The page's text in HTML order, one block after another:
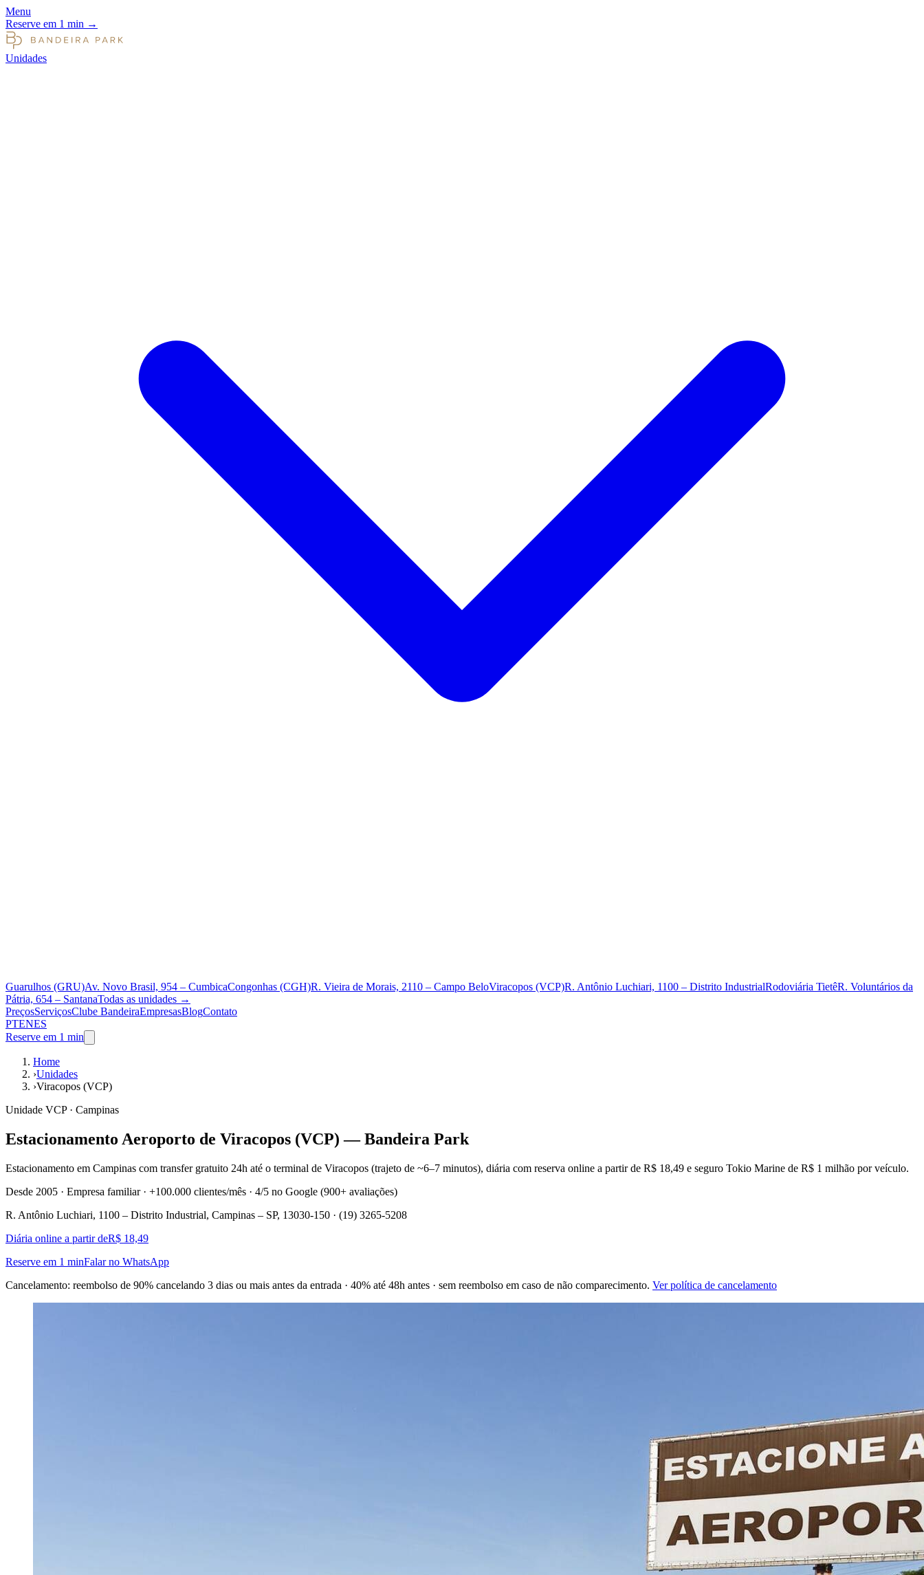
Menu
Reserve em 1 min →
Unidades
Guarulhos (GRU)Av. Novo Brasil, 954 – CumbicaCongonhas (CGH)R. Vieira de Morais, 2110 – Campo BeloViracopos (VCP)R. Antônio Luchiari, 1100 – Distrito IndustrialRodoviária TietêR. Voluntários da
Pátria, 654 – SantanaTodas as unidades →
PreçosServiçosClube BandeiraEmpresasBlogContato
PTENES
Reserve em 1 min
Home
›Unidades
›Viracopos (VCP)
Unidade VCP · Campinas
Estacionamento Aeroporto de Viracopos (VCP) — Bandeira Park
Estacionamento em Campinas com transfer gratuito 24h até o terminal de Viracopos (trajeto de ~6–7 minutos), diária com reserva online a partir de R$ 18,49 e seguro Tokio Marine de R$ 1 milhão por veículo.
Desde 2005 · Empresa familiar · +100.000 clientes/mês · 4/5 no Google (900+ avaliações)
R. Antônio Luchiari, 1100 – Distrito Industrial, Campinas – SP, 13030-150 · (19) 3265-5208
Diária online a partir deR$ 18,49
Reserve em 1 minFalar no WhatsApp
Cancelamento: reembolso de 90% cancelando 3 dias ou mais antes da entrada · 40% até 48h antes · sem reembolso em caso de não comparecimento. Ver política de cancelamento